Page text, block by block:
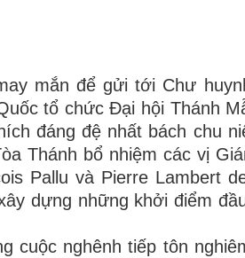
mắn để gửi tới Chư
tổ chức Đại hội Thánh
đáng đệ nhất bách chu
Thánh bổ nhiệm các vị
Pallu và Pierre Lambert
dựng những khởi điểm
cuộc nghênh tiếp tôn